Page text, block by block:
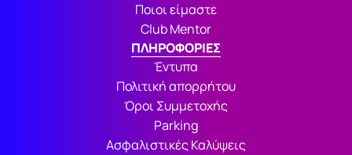
Ποιοι είμαστε
Club Mentor
ΠΛΗΡΟΦΟΡΙΕΣ
Έντυπα
Πολιτική απορρήτου
Όροι Συμμετοχής
Parking
Ασφαλιστικές Καλύψεις